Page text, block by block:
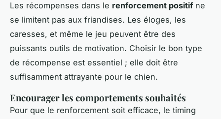
Les récompenses dans le renforcement positifne
se limitent pas aux friandises. Les éloges, les
caresses, et même le jeu peuvent être des
puissants outils de motivation. Choisir le bon type
de récompense est essentiel ; elle doit être
suffisamment attrayante pour le chien.
Encourager les comportements souhaités
Pour que le renforcement soit efficace, le timing